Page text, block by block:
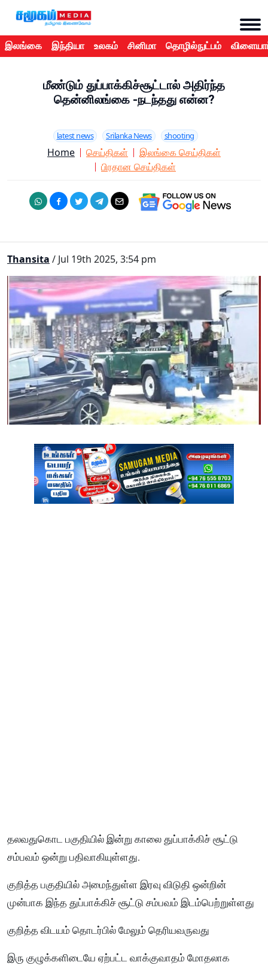
இலங்கை இந்தியா உலகம் சினிமா தொழில்நுட்பம்
மீண்டும் துப்பாக்கிச்சூட்டால் அதிர்ந்த
தென்னிலங்கை -நடந்தது என்ன?
latest news Srilanka News shooting
Home செய்திகள்
இலங்கை செய்திகள்
பிரதான செய்திகள்
Thansita / Jul 19th 2025, 3:54 pm
தலவதுகொட பகுதியில் இன்று காலை துப்பாக்கிச் சூட்டு
சம்பவம் ஒன்று பதிவாகியுள்ளது.
குறித்த பகுதியில் அமைந்துள்ள இரவு விடுதி ஒன்றின்
முன்பாக இந்த துப்பாக்கிச் சூட்டு சம்பவம் இடம்பெற்றுள்ளது
குறித்த விடயம் தொடர்பில் மேலும் தெரியவருவது
இரு குழுக்களிடையே ஏற்பட்ட வாக்குவாதம் மோதலாக